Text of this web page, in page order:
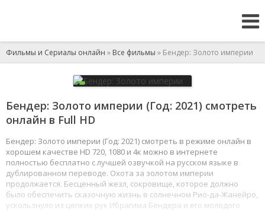
Фильмы и Сериалы онлайн » Все фильмы » Бендер: Золото империи
Бендер: Золото империи (Год: 2021) смотреть
онлайн в Full HD
Бендер: Золото империи (Год: 2021) смотреть в режиме онлайн в
хорошем качестве HD 720, 1080 и 4к можно в интернете
полностью бесплатно с лучшей озвучкой на русском языке в
дублированном переводе. Охота за золотом империи
продолжается. Бесценный жезл, сокровище, которое должно
было обеспечить сказочную жизнь в солнечном Рио-да-Жанейро,
ускользнуло из цепких рук Ибрагима Бендера и его молодого